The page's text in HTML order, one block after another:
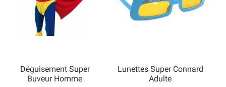
Déguisement Super
Buveur Homme
Lunettes Super Connard
Adulte